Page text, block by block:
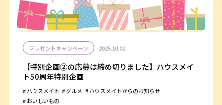
プレゼントキャンペーン 2025.10.02
【特別企画②の応募は締め切りました】ハウスメイ
ト50周年特別企画
ハウスメイト グルメ
ハウスメイトからのお知らせ
おいしいもの